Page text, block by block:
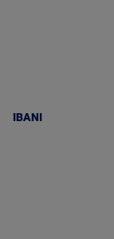
IBANI